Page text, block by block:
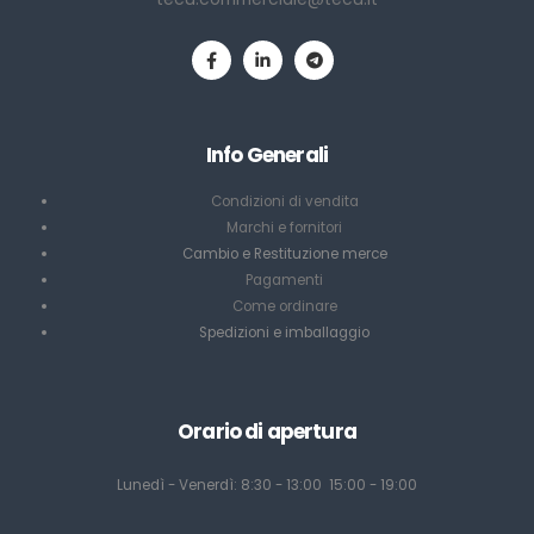
Info Generali
Condizioni di vendita
Marchi e fornitori
Cambio e Restituzione merce
Pagamenti
Come ordinare
Spedizioni e imballaggio
Orario di apertura
Lunedì - Venerdì: 8:30 - 13:00 15:00 - 19:00